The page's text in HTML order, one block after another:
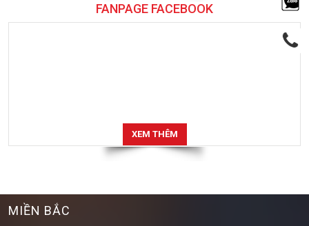
MIỀN BẮC
Kho Hàng: Thửa đất số 559, Khu Công Nghiệp Tân Quang,